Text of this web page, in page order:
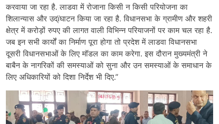
करवाया जा रहा है. लाडवा में रोजाना किसी न किसी परियोजना का
शिलान्यास और उद्ïघाटन किया जा रहा है. विधानसभा के ग्रामीण और शहरी
क्षेत्र में करोड़ों रुपए की लागत वाली विभिन्न परियाजनों पर काम चल रहा है.
जब इन सभी कार्यों का निर्माण पूरा होगा तो प्रदेश में लाडवा विधानसभा
दूसरी विधानसभाओं के लिए मॉडल का काम करेगा. इस दौरान मुख्यमंत्री ने
बाबैन के नागरिकों की समस्याओं को सुना और उन समस्याओं के समाधान के
लिए अधिकारियों को दिशा निर्देश भी दिए.”